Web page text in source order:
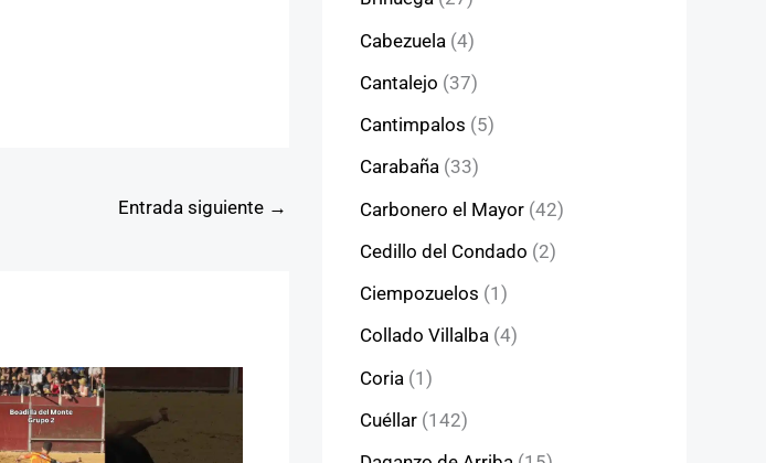
Entrada siguiente →
Cabezuela (4)
Cantalejo (37)
Cantimpalos (5)
Carabaña (33)
Carbonero el Mayor (42)
Cedillo del Condado (2)
Ciempozuelos (1)
Collado Villalba (4)
Coria (1)
Cuéllar (142)